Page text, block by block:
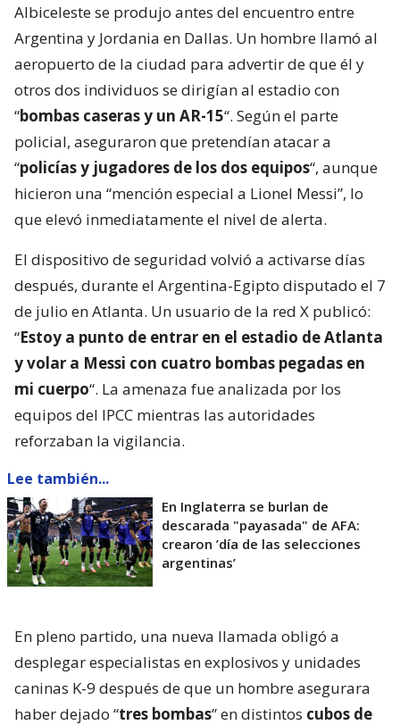
Albiceleste se produjo antes del encuentro entre
Argentina y Jordania en Dallas. Un hombre llamó al
aeropuerto de la ciudad para advertir de que él y
otros dos individuos se dirigían al estadio con
“bombas caseras y un AR-15“. Según el parte
policial, aseguraron que pretendían atacar a
“policías y jugadores de los dos equipos“, aunque
hicieron una “mención especial a Lionel Messi”, lo
que elevó inmediatamente el nivel de alerta.
El dispositivo de seguridad volvió a activarse días
después, durante el Argentina-Egipto disputado el 7
de julio en Atlanta. Un usuario de la red X publicó:
“Estoy a punto de entrar en el estadio de Atlanta
y volar a Messi con cuatro bombas pegadas en
mi cuerpo“. La amenaza fue analizada por los
equipos del IPCC mientras las autoridades
reforzaban la vigilancia.
Lee también...
En Inglaterra se burlan de
descarada "payasada" de AFA:
crearon ’día de las selecciones
argentinas’
En pleno partido, una nueva llamada obligó a
desplegar especialistas en explosivos y unidades
caninas K-9 después de que un hombre asegurara
haber dejado “tres bombas” en distintos cubos de